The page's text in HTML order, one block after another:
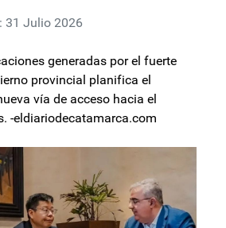
31 Julio 2026
generadas por el fuerte
provincial planifica el
vía de acceso hacia el
-eldiariodecatamarca.com